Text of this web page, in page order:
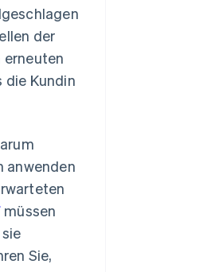
der
erneuten
die Kundin
anwenden
müssen
Sie,